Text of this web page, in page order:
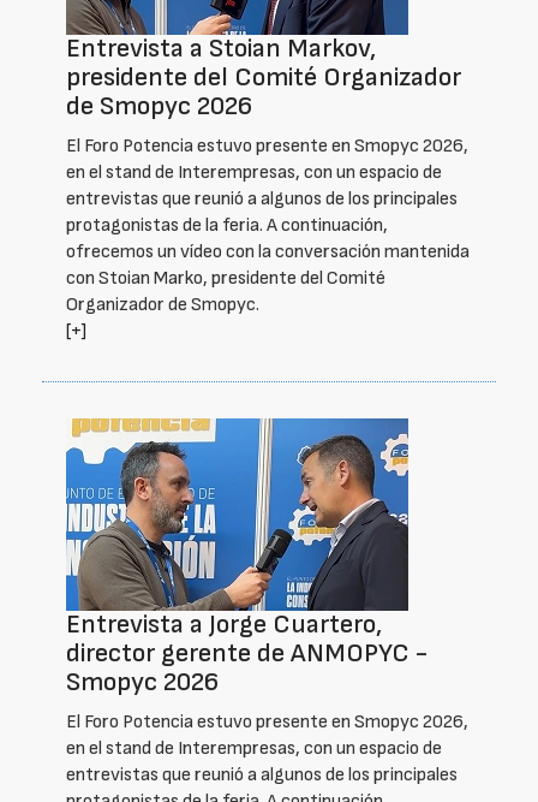
Entrevista a Stoian Markov,
presidente del Comité Organizador
de Smopyc 2026
El Foro Potencia estuvo presente en Smopyc 2026,
en el stand de Interempresas, con un espacio de
entrevistas que reunió a algunos de los principales
protagonistas de la feria. A continuación,
ofrecemos un vídeo con la conversación mantenida
con Stoian Marko, presidente del Comité
Organizador de Smopyc.
[+]
Entrevista a Jorge Cuartero,
director gerente de ANMOPYC -
Smopyc 2026
El Foro Potencia estuvo presente en Smopyc 2026,
en el stand de Interempresas, con un espacio de
entrevistas que reunió a algunos de los principales